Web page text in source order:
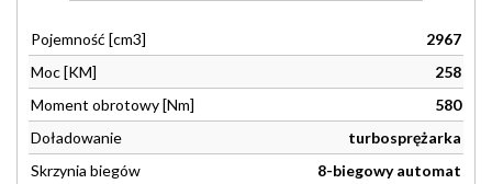
Pojemność [cm3]
2967
Moc [KM]
258
Moment obrotowy [Nm]
580
Doładowanie
turbosprężarka
Skrzynia biegów
8-biegowy automat